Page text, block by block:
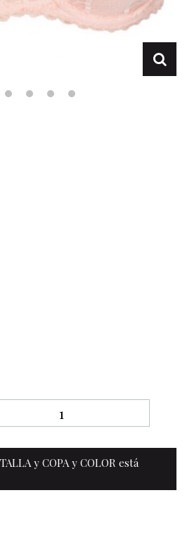
y COPA y COLOR está